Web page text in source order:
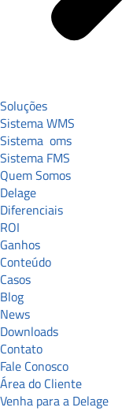
Soluções
Sistema WMS
Sistema oms
Sistema FMS
Quem Somos
Delage
Diferenciais
ROI
Ganhos
Conteúdo
Casos
Blog
News
Downloads
Contato
Fale Conosco
Área do Cliente
Venha para a Delage